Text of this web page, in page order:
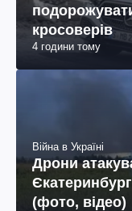
кросоверів
4 години тому
Війна в Україні
Дрони
(фото, відео)